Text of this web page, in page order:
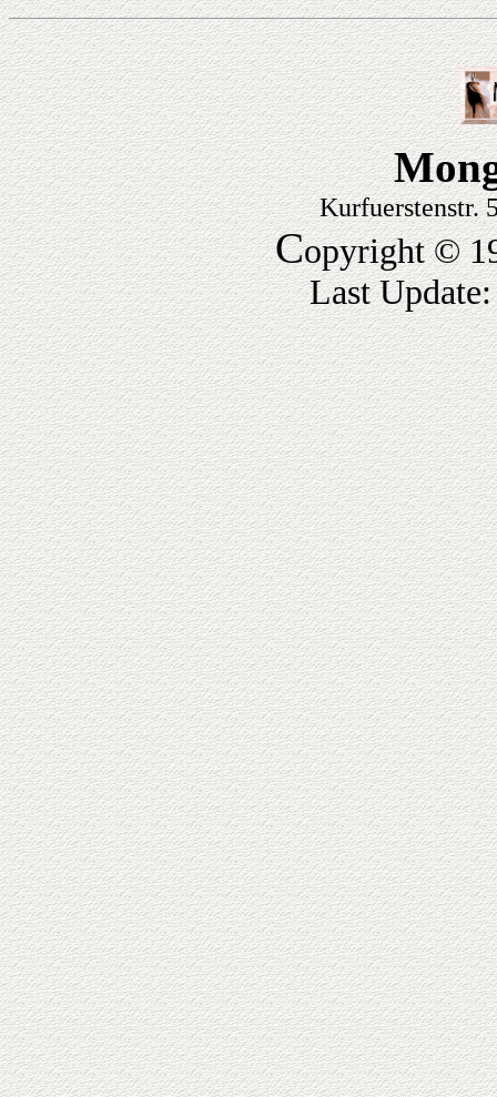
Kurfuerstenstr.
Copyright ©
Last